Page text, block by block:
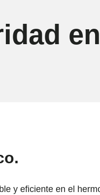
y eficiente en el